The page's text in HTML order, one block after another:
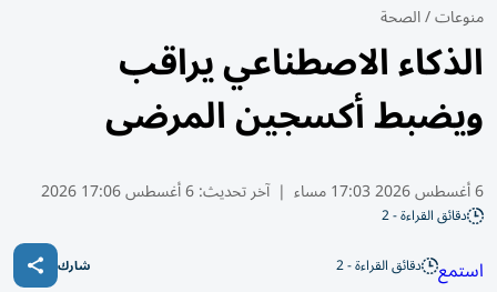
منوعات/الصحة
الذكاء الاصطناعي يراقب
ويضبط أكسجين المرضى
6 أغسطس 2026 17:03 مساء | آخر تحديث:6 أغسطس 17:06 2026
دقائق القراءة - 2
استمع دقائق القراءة - 2 شارك